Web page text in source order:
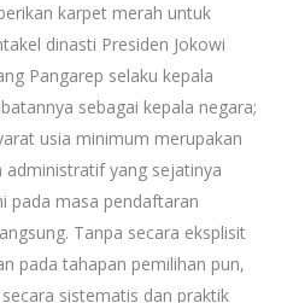
karpet merah untuk
dinasti Presiden Jokowi
Pangarep selaku kepala
sebagai kepala negara;
usia minimum merupakan
administratif yang sejatinya
pada masa pendaftaran
Tanpa secara eksplisit
pada tahapan pemilihan pun,
sistematis dan praktik